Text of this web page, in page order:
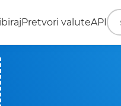
Pretvori valuteAPI